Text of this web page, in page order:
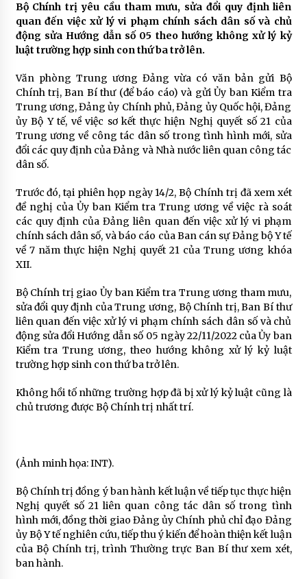
Bộ Chính trị yêu cầu tham mưu, sửa đổi quy định liên
quan đến việc xử lý vi phạm chính sách dân số và chủ
động sửa Hướng dẫn số 05 theo hướng không xử lý kỷ
luật trường hợp sinh con thứ ba trở lên.
Văn phòng Trung ương Đảng vừa có văn bản gửi Bộ
Chính trị, Ban Bí thư (để báo cáo) và gửi Ủy ban Kiểm tra
Trung ương, Đảng ủy Chính phủ, Đảng ủy Quốc hội, Đảng
ủy Bộ Y tế, về việc sơ kết thực hiện Nghị quyết số 21 của
Trung ương về công tác dân số trong tình hình mới, sửa
đổi các quy định của Đảng và Nhà nước liên quan công tác
dân số.
Trước đó, tại phiên họp ngày 14/2, Bộ Chính trị đã xem xét
đề nghị của Ủy ban Kiểm tra Trung ương về việc rà soát
các quy định của Đảng liên quan đến việc xử lý vi phạm
chính sách dân số, và báo cáo của Ban cán sự Đảng bộ Y tế
về 7 năm thực hiện Nghị quyết 21 của Trung ương khóa
XII.
Bộ Chính trị giao Ủy ban Kiểm tra Trung ương tham mưu,
sửa đổi quy định của Trung ương, Bộ Chính trị, Ban Bí thư
liên quan đến việc xử lý vi phạm chính sách dân số và chủ
động sửa đổi Hướng dẫn số 05 ngày 22/11/2022 của Ủy ban
Kiểm tra Trung ương, theo hướng không xử lý kỷ luật
trường hợp sinh con thứ ba trở lên.
Không hồi tố những trường hợp đã bị xử lý kỷ luật cũng là
chủ trương được Bộ Chính trị nhất trí.
(Ảnh minh họa: INT).
Bộ Chính trị đồng ý ban hành kết luận về tiếp tục thực hiện
Nghị quyết số 21 liên quan công tác dân số trong tình
hình mới, đồng thời giao Đảng ủy Chính phủ chỉ đạo Đảng
ủy Bộ Y tế nghiên cứu, tiếp thu ý kiến để hoàn thiện kết luận
của Bộ Chính trị, trình Thường trực Ban Bí thư xem xét,
ban hành.